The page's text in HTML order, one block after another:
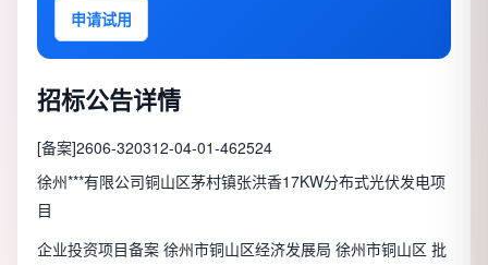
申请试用
招标公告详情
[备案]2606-320312-04-01-462524
徐州***有限公司铜山区茅村镇张洪香17KW分布式光伏发电项
目
企业投资项目备案 徐州市铜山区经济发展局 徐州市铜山区 批